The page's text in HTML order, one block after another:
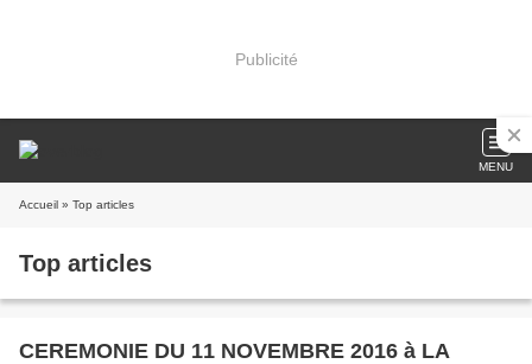
Publicité
MENU
Accueil » Top articles
Top articles
CEREMONIE DU 11 NOVEMBRE 2016 à LA